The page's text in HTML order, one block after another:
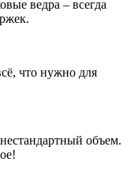
ведра – всегда
что нужно для
объем.